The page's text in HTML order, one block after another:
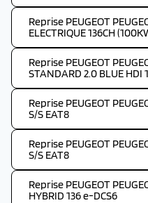
Reprise PEUGEOT
ELECTRIQUE 136CH
Reprise PEUGEOT
STANDARD 2.0 BLUE HDI
Reprise PEUGEOT
S/S EAT8
Reprise PEUGEOT
S/S EAT8
Reprise PEUGEOT
HYBRID 136 e-DCS6